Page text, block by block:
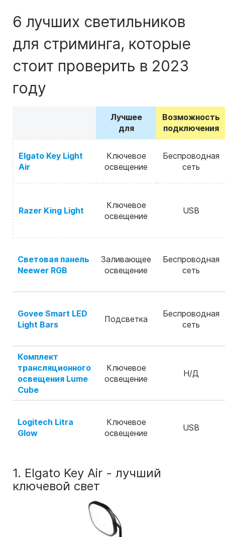
6 лучших светильников
для стриминга, которые
стоит проверить в 2023
году
Лучшее
для
Возможность
подключения
Elgato Key Light
Air
Ключевое
освещение
Беспроводная
сеть
Razer King Light
Ключевое
освещение
USB
Световая панель
Neewer RGB
Заливающее
освещение
Беспроводная
сеть
Govee Smart LED
Light Bars
Подсветка
Беспроводная
сеть
Комплект
трансляционного
освещения Lume
Cube
Ключевое
освещение
Н/Д
Logitech Litra
Glow
Ключевое
освещение
USB
1. Elgato Key Air - лучший
ключевой свет